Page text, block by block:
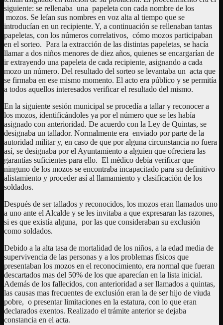
siguiente: se rellenaba una papeleta con cada nombre de los
mozos. Se leían sus nombres en voz alta al tiempo que se
introducían en un recipiente. Y, a continuación se rellenaban tantas
papeletas, con los números correlativos, cómo mozos participaban
en el sorteo. Para la extracción de las distintas papeletas, se hacía
llamar a dos niños menores de diez años, quienes se encargarían de
ir extrayendo una papeleta de cada recipiente, asignando a cada
mozo un número. Del resultado del sorteo se levantaba un acta que
se firmaba en ese mismo momento. El acto era público y se permitía
a todos aquellos interesados verificar el resultado del mismo.
En la siguiente sesión municipal se procedía a tallar y reconocer a
los mozos, identificándoles ya por el número que se les había
asignado con anterioridad. De acuerdo con la Ley de Quintas, se
designaba un tallador. Normalmente era enviado por parte de la
autoridad militar y, en caso de que por alguna circunstancia no fuera
así, se designaba por el Ayuntamiento a alguien que ofreciera las
garantías suficientes para ello. El médico debía verificar que
ninguno de los mozos se encontraba incapacitado para su definitivo
alistamiento y proceder así al llamamiento y clasificación de los
soldados.
Después de ser tallados y reconocidos, los mozos eran llamados uno
a uno ante el Alcalde y se les invitaba a que expresaran las razones,
si es que existía alguna, por las que consideraban su exclusión
como soldados.
Debido a la alta tasa de mortalidad de los niños, a la edad media de
supervivencia de las personas y a los problemas físicos que
presentaban los mozos en el reconocimiento, era normal que fueran
descartados mas del 50% de los que aparecían en la lista inicial.
Además de los fallecidos, con anterioridad a ser llamados a quintas,
las causas mas frecuentes de exclusión eran la de ser hijo de viuda
pobre, o presentar limitaciones en la estatura, con lo que eran
declarados exentos. Realizado el trámite anterior se dejaba
constancia en el acta.